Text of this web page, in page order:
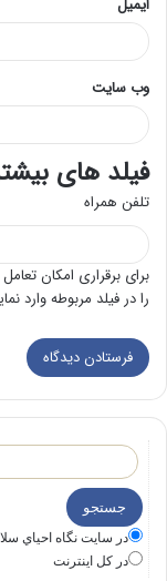
ایمیل
وب‌ سایت
فیلد های
تلفن همراه
برای برقراری امکان
را در فیلد مربوطه وارد
در سايت نگاه احياي
در كل اينترنت